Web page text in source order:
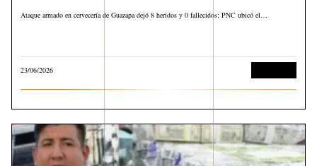
Ataque armado en cervecería de Guazapa dejó 8 heridos y 0 fallecidos; PNC ubicó el…
23/06/2026